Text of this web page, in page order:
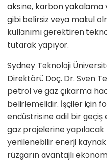
aksine, karbon
gibi belirsiz veya makul
kullanımı gerektiren
tutarak yapıyor.
Sydney Teknoloji
Direktörü Doç. Dr. Sven
petrol ve gaz çıkarma
belirlemelidir. İşçiler için
endüstrisine adil bir geçiş
gaz projelerine yapılacak
yenilenebilir enerji
rüzgarın avantajlı